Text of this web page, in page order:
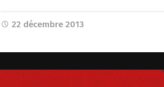
22 décembre 2013